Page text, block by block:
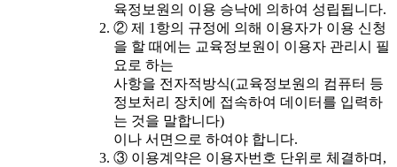
육정보원의 이용 승낙에 의하여 성립됩니다.
② 제 1항의 규정에 의해 이용자가 이용 신청
을 할 때에는 교육정보원이 이용자 관리시 필
요로 하는
사항을 전자적방식(교육정보원의 컴퓨터 등
정보처리 장치에 접속하여 데이터를 입력하
는 것을 말합니다)
이나 서면으로 하여야 합니다.
③ 이용계약은 이용자번호 단위로 체결하며,